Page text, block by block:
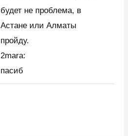
будет не проблема, в
Астане или Алматы
пройду.
2mara:
пасиб